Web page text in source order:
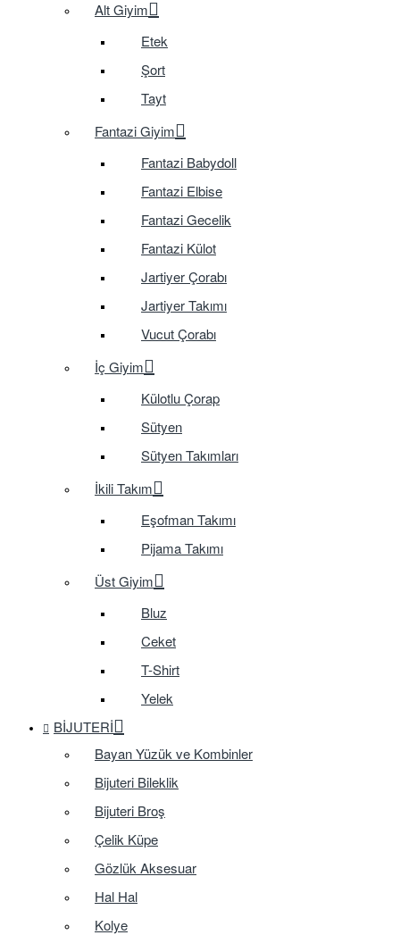
Alt Giyim
Etek
Şort
Tayt
Fantazi Giyim
Fantazi Babydoll
Fantazi Elbise
Fantazi Gecelik
Fantazi Külot
Jartiyer Çorabı
Jartiyer Takımı
Vucut Çorabı
İç Giyim
Külotlu Çorap
Sütyen
Sütyen Takımları
İkili Takım
Eşofman Takımı
Pijama Takımı
Üst Giyim
Bluz
Ceket
T-Shirt
Yelek
BIJUTERI
Bayan Yüzük ve Kombinler
Bijuteri Bileklik
Bijuteri Broş
Çelik Küpe
Gözlük Aksesuar
Hal Hal
Kolye